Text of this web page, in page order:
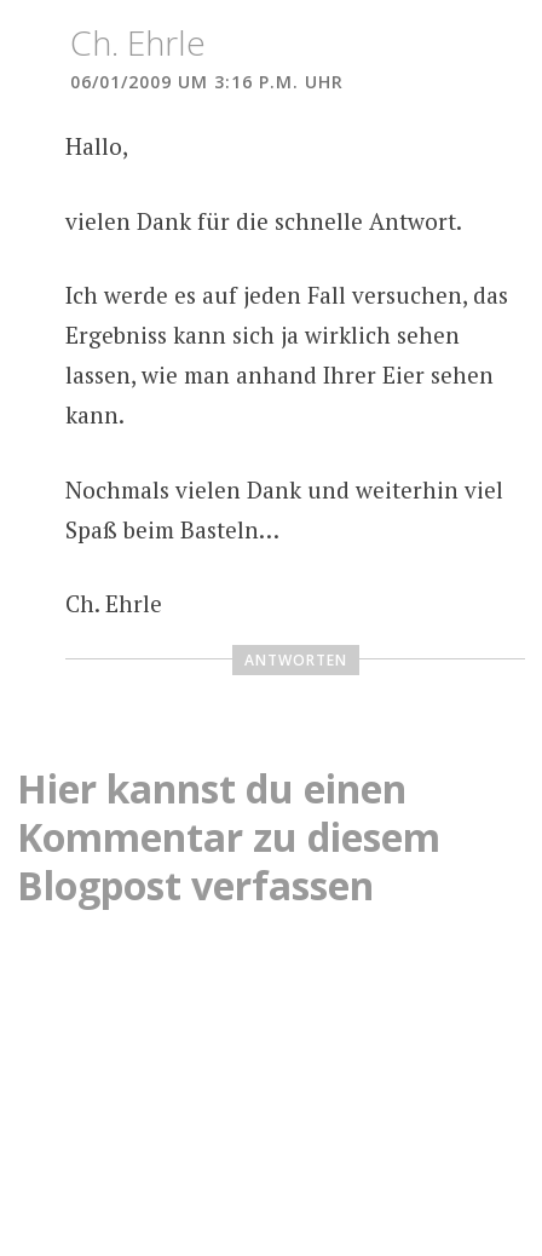
Ch. Ehrle
06/01/2009 UM 3:16 P.M. UHR
Hallo,
vielen Dank für die schnelle Antwort.
Ich werde es auf jeden Fall versuchen, das
Ergebniss kann sich ja wirklich sehen
lassen, wie man anhand Ihrer Eier sehen
kann.
Nochmals vielen Dank und weiterhin viel
Spaß beim Basteln…
Ch. Ehrle
ANTWORTEN
Hier kannst du einen
Kommentar zu diesem
Blogpost verfassen